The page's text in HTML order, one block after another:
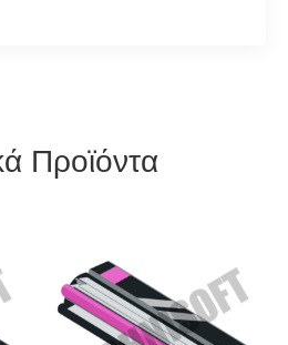
Προϊόντα